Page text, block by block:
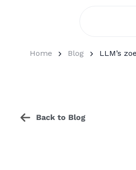
Home Blog LLM’s
Back to Blog